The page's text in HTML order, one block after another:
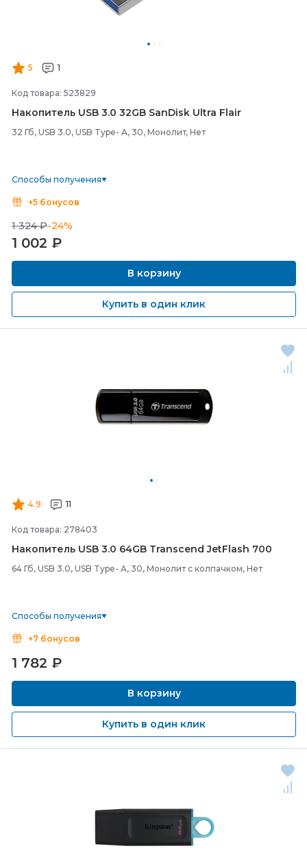
5 1
Код товара: 523829
Накопитель USB 3.0 32GB SanDisk Ultra Flair
32 Гб, USB 3.0, USB Type- A, 30, Монолит, Нет
Способы получения
+5 бонусов
1 324 ₽-24%
1 002 ₽
В корзину
Купить в один клик
4.9 11
Код товара: 278403
Накопитель USB 3.0 64GB Transcend JetFlash 700
64 Гб, USB 3.0, USB Type- A, 30, Монолит с колпачком, Нет
Способы получения
+7 бонусов
1 782 ₽
В корзину
Купить в один клик